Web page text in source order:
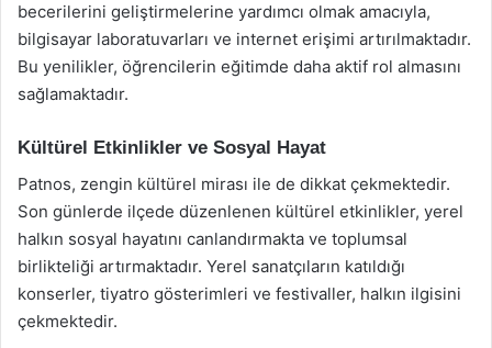
becerilerini geliştirmelerine yardımcı olmak amacıyla,
bilgisayar laboratuvarları ve internet erişimi artırılmaktadır.
Bu yenilikler, öğrencilerin eğitimde daha aktif rol almasını
sağlamaktadır.
Kültürel Etkinlikler ve Sosyal Hayat
Patnos, zengin kültürel mirası ile de dikkat çekmektedir.
Son günlerde ilçede düzenlenen kültürel etkinlikler, yerel
halkın sosyal hayatını canlandırmakta ve toplumsal
birlikteliği artırmaktadır. Yerel sanatçıların katıldığı
konserler, tiyatro gösterimleri ve festivaller, halkın ilgisini
çekmektedir.